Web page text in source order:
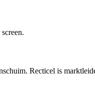
Recticel is